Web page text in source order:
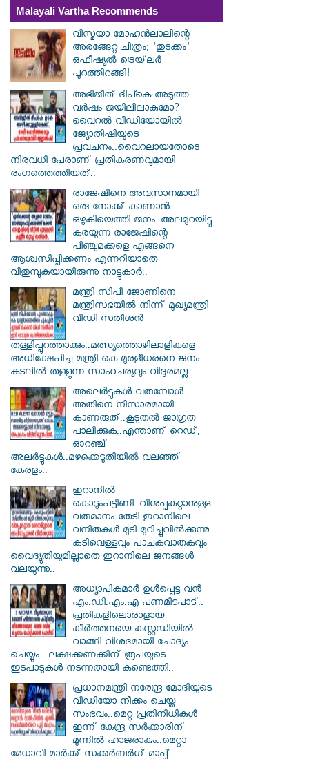
Malayali Vartha Recommends
വിസ്മയാ മോഹൻലാലിന്റെ
അരങ്ങേറ്റ ചിത്രം; 'തുടക്കം'
ഒഫീഷ്യൽ ട്രെയ്‌ലർ
പുറത്തിറങ്ങി!
അഭിജീത് ദിപ്കെ അടുത്ത
വർഷം ജയിലിലാകുമോ?
വൈറൽ വീഡിയോയിൽ
ജ്യോതിഷിയുടെ
പ്രവചനം..വൈറലായതോടെ
നിരവധി പേരാണ് പ്രതികരണവുമായി
രംഗത്തെത്തിയത്..
രാജേഷിനെ അവസാനമായി
ഒരു നോക്ക് കാണാൻ
ഒഴുകിയെത്തി ജനം..അലമുറയിട്ടു
കരയുന്ന രാജേഷിന്റെ
പിഞ്ചുമക്കളെ എങ്ങനെ
ആശ്വസിപ്പിക്കണം എന്നറിയാതെ
വിതുമ്പുകയായിരുന്നു നാട്ടുകാർ..
മന്ത്രി സിപി ജോണിനെ
മന്ത്രിസഭയില്‍ നിന്ന് മുഖ്യമന്ത്രി
വിഡി സതീശന്‍
തള്ളിപ്പുറത്താക്കും..മത്സ്യത്തൊഴിലാളികളെ
അധിക്ഷേപിച്ച മന്ത്രി കെ മുരളീധരനെ ജനം
കടലില്‍ തള്ളുന്ന സാഹചര്യവും വിദുരമല്ല..
അലെർട്ടുകൾ വരുമ്പോൾ
അതിനെ നിസാരമായി
കാണരുത്..കൂടുതൽ ജാഗ്രത
പാലിക്കുക..എന്താണ് റെഡ്,
ഓറഞ്ച്
അലർട്ടുകൾ..മഴക്കെടുതിയിൽ വലഞ്ഞ്
കേരളം..
ഇറാനില്‍
കൊടുംപട്ടിണി..വിശപ്പകറ്റാനുള്ള
വരുമാനം തേടി ഇറാനിലെ
വനിതകള്‍ മുടി മുറിച്ചുവില്‍ക്കുന്നു...
കുടിവെള്ളവും പാചകവാതകവും
വൈദ്യുതിയുമില്ലാതെ ഇറാനിലെ ജനങ്ങള്‍
വലയുന്നു..
അധ്യാപികമാര്‍ ഉള്‍പ്പെട്ട വന്‍
എം.ഡി.എം.എ പണമിടപാട്..
പ്രതികളിലൊരാളായ
കീര്‍ത്തനയെ കസ്റ്റഡിയില്‍
വാങ്ങി വിശദമായി ചോദ്യം
ചെയ്യും.. ലക്ഷക്കണക്കിന് രൂപയുടെ
ഇടപാടുകള്‍ നടന്നതായി കണ്ടെത്തി..
പ്രധാനമന്ത്രി നരേന്ദ്ര മോദിയുടെ
വിഡിയോ നീക്കം ചെയ്ത
സംഭവം..മെറ്റ പ്രതിനിധികൾ
ഇന്ന് കേന്ദ്ര സർക്കാരിന്
മുന്നിൽ ഹാജരാകും..മെറ്റാ
മേധാവി മാർക്ക് സക്കർബർഗ് മാപ്പ്